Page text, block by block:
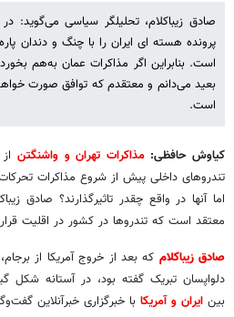
صادق زیباکلام، تحلیلگر سیاسی می‌گوید:
پرونده هسته ای ایران را با چنگ و دندان
است. بنابراین اگر مذاکرات عمان به‌هم
بعید می‌دانم و معتقدم که توافق صورت
است.
کیاوش حافظی:مذاکرات تهران و واشنگتناز
تندروهای داخلی پیش از شروع مذاکرات تحرکات
اما آنها در واقع چقدر تاثیرگذارند؟ صادق
معتقد است که تندروها در کشور در اقلیت قرار
صادق زیباکلام که بعد از خروج آمریکا از
دلواپسان تبریک گفته بود، در آستانه شکل
بین ایران و آمریکا با خبرگزاری خبرآنلاین